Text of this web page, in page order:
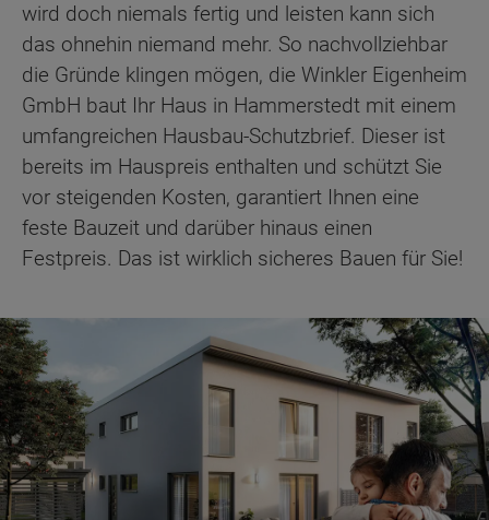
wird doch niemals fertig und leisten kann sich
das ohnehin niemand mehr. So nachvollziehbar
die Gründe klingen mögen, die Winkler Eigenheim
GmbH baut Ihr Haus in Hammerstedt mit einem
umfangreichen Hausbau-Schutzbrief. Dieser ist
bereits im Hauspreis enthalten und schützt Sie
vor steigenden Kosten, garantiert Ihnen eine
feste Bauzeit und darüber hinaus einen
Festpreis. Das ist wirklich sicheres Bauen für Sie!